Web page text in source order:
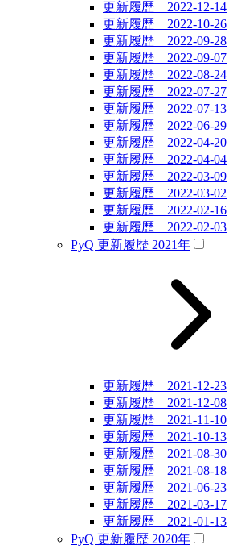
更新履歴 2022-12-14
更新履歴 2022-10-26
更新履歴 2022-09-28
更新履歴 2022-09-07
更新履歴 2022-08-24
更新履歴 2022-07-27
更新履歴 2022-07-13
更新履歴 2022-06-29
更新履歴 2022-04-20
更新履歴 2022-04-04
更新履歴 2022-03-09
更新履歴 2022-03-02
更新履歴 2022-02-16
更新履歴 2022-02-03
PyQ 更新履歴 2021年
更新履歴 2021-12-23
更新履歴 2021-12-08
更新履歴 2021-11-10
更新履歴 2021-10-13
更新履歴 2021-08-30
更新履歴 2021-08-18
更新履歴 2021-06-23
更新履歴 2021-03-17
更新履歴 2021-01-13
PyQ 更新履歴 2020年